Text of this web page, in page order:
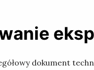
dokument